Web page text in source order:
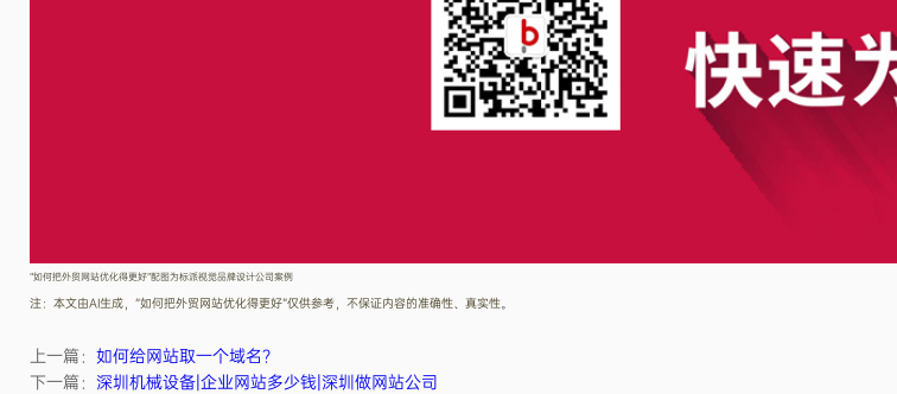
“如何把外贸网站优化得更好”配图为标派视觉品牌设计公司案例
注：本文由AI生成，“如何把外贸网站优化得更好”仅供参考，不保证内容的准确性、真实性。
上一篇： 如何给网站取一个域名？
下一篇： 深圳机械设备|企业网站多少钱|深圳做网站公司